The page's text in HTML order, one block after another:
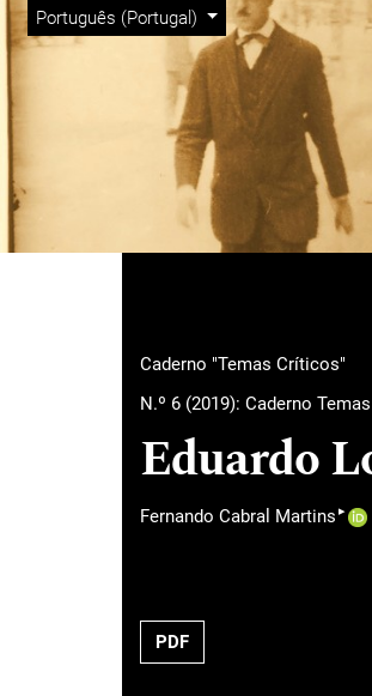
Saltar para menu de navegação
Saltar para conteúdo principal
Saltar para rodapé do site
Alterar o idioma. O idioma atual é:
Português (Portugal)
Menu Admin
Menu principal
Caderno "Temas Críticos"
N.º 6 (2019): Caderno
Eduardo
Fernando Cabral Martins ▸
PDF